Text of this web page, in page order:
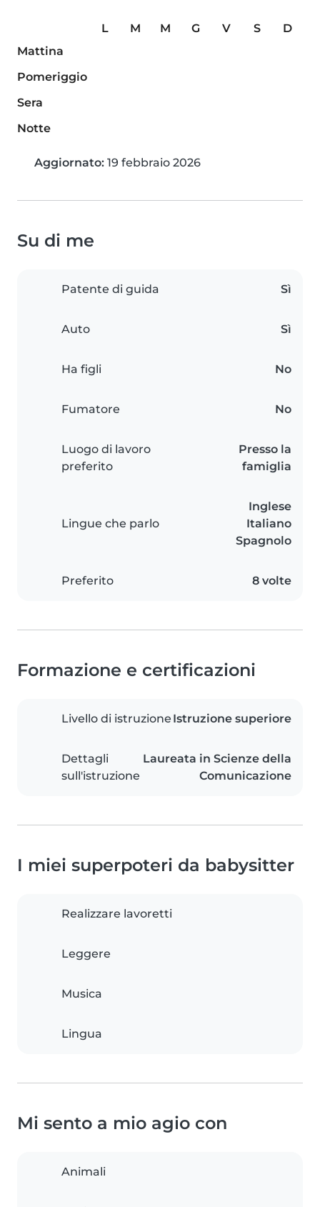
L M M G V S
D
Mattina
Pomeriggio
Sera
Notte
Aggiornato: 19 febbraio 2026
Su di me
Patente di guida Sì
Auto Sì
Ha figli No
Fumatore No
Luogo di lavoro
preferito
Presso la
famiglia
Lingue che parlo
Inglese
Italiano
Spagnolo
Preferito 8 volte
Formazione e certificazioni
Livello di istruzione Istruzione superiore
Dettagli
sull'istruzione
Laureata in Scienze della
Comunicazione
I miei superpoteri da babysitter
Realizzare lavoretti
Leggere
Musica
Lingua
Mi sento a mio agio con
Animali